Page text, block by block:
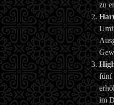
zu
fünf
im